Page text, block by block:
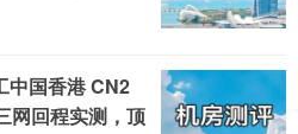
中国香港 CN2
网回程实测，顶